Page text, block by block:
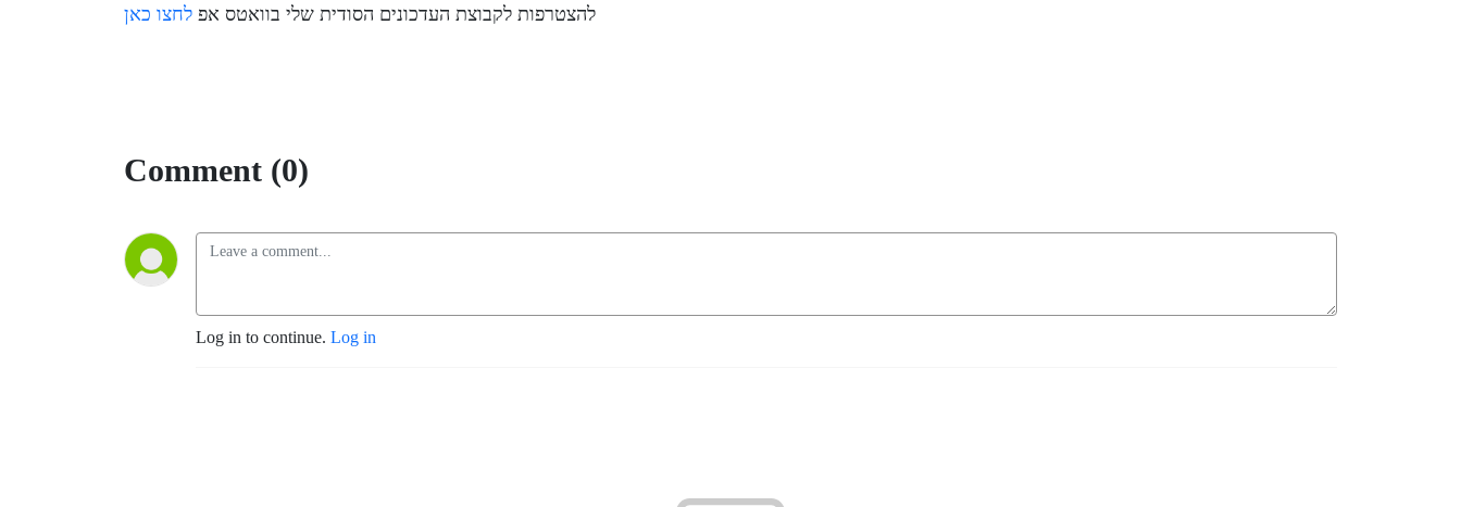
להצטרפות לקבוצת העדכונים הסודית שלי בוואטס אפ לחצו כאן
Comment (0)
Log in to continue. Log in